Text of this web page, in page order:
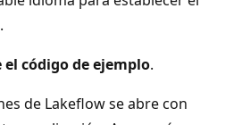
el código de ejemplo.
de Lakeflow se abre con